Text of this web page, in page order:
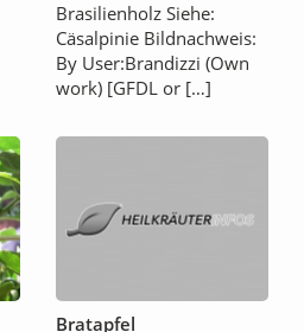
Brasilienholz Siehe:
Cäsalpinie Bildnachweis:
By User:Brandizzi (Own
work) [GFDL or […]
Bratapfel